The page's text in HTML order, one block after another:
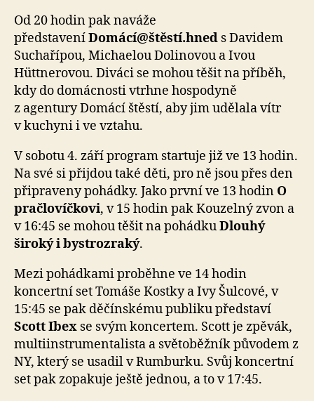
Od 20 hodin pak naváže
představeníDomácí@štěstí.hned s Davidem
Suchařípou, Michaelou Dolinovou a Ivou
Hüttnerovou. Diváci se mohou těšit na příběh,
kdy do domácnosti vtrhne hospodyně
z agentury Domácí štěstí, aby jim udělala vítr
v kuchyni i ve vztahu.
V sobotu 4. září program startuje již ve 13 hodin.
Na své si přijdou také děti, pro ně jsou přes den
připraveny pohádky. Jako první ve 13 hodin O
pračlovíčkovi, v 15 hodin pak Kouzelný zvon a
v 16:45 se mohou těšit na pohádkuDlouhý
široký i bystrozraký.
Mezi pohádkami proběhne ve 14 hodin
koncertní set Tomáše Kostky a Ivy Šulcové, v
15:45 se pak děčínskému publiku představí
Scott Ibex se svým koncertem. Scott je zpěvák,
multiinstrumentalista a světoběžník původem z
NY, který se usadil v Rumburku. Svůj koncertní
set pak zopakuje ještě jednou, a to v 17:45.